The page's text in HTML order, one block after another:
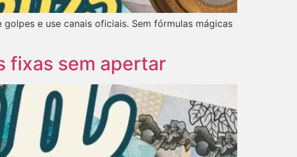
e use canais oficiais. Sem fórmulas mágicas
fixas sem apertar